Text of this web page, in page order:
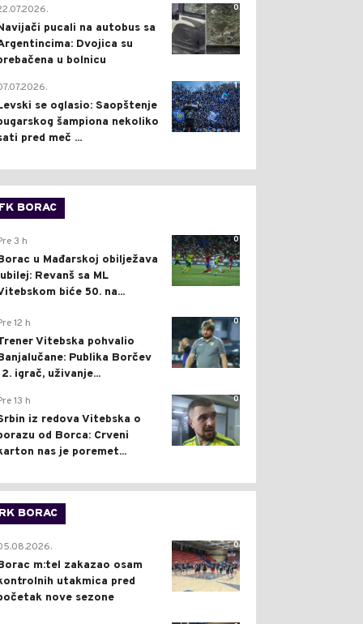
0
pucali na autobus sa
Dvojica su
u bolnicu
1
se oglasio: Saopštenje
šampiona nekoliko
pred meč ...
FK BORAC
0
3 h
u Mađarskoj obilježava
Revanš sa ML
biće 50. na...
0
12 h
Vitebska pohvalio
Publika Borčev
igrač, uživanje...
0
13 h
iz redova Vitebska o
od Borca: Crveni
nas je poremet...
RK BORAC
0
m:tel zakazao osam
utakmica pred
nove sezone